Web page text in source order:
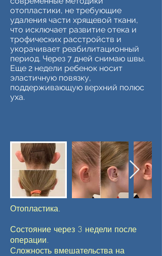
отопластики, не требующие
удаления части хрящевой ткани,
что исключает развитие отека и
трофических расстройств и
укорачивает реабилитационный
период. Через 7 дней снимаю швы.
Еще 2 недели ребенок носит
эластичную повязку,
поддерживающую верхний полюс
уха.
Отопластика.
Состояние через 3 недели после
операции.
Сложность вмешательства на